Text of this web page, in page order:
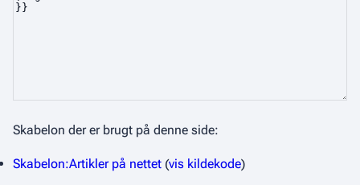
Skabelon der er brugt på denne side:
Skabelon:Artikler på nettet (vis kildekode)